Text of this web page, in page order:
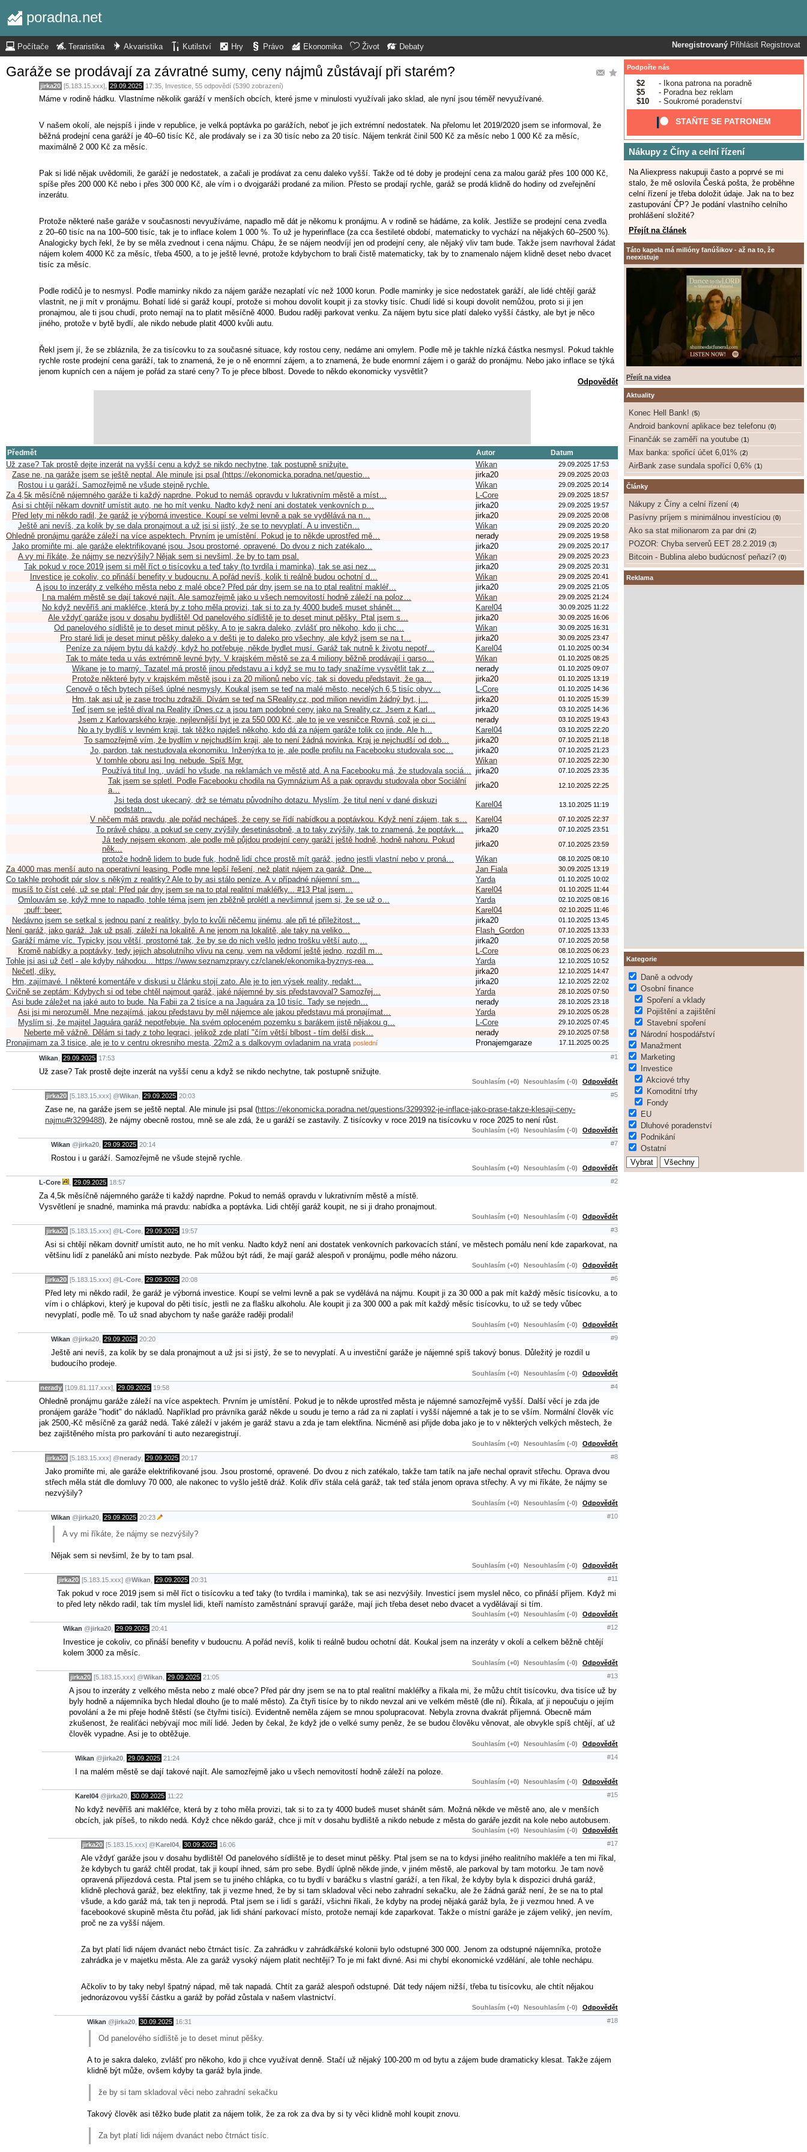
poradna.net
Neregistrovaný Přihlásit Registrovat
Počítače Teraristika Akvaristika Kutilství Hry Právo Ekonomika Život Debaty
Garáže se prodávají za závratné sumy, ceny nájmů zůstávají při starém?
jirka20 [5.183.15.xxx], 29.09.2025 17:35 Investice , 55 odpovědí (5390 zobrazení)
Máme v rodině hádku. Vlastníme několik garáží v menších obcích, které jsme v minulosti využívali jako sklad, ale nyní jsou téměř nevyužívané.
V našem okolí, ale nejspíš i jinde v republice, je velká poptávka po garážích, neboť je jich extrémní nedostatek. Na přelomu let 2019/2020 jsem se informoval, že
běžná prodejní cena garáží je 40–60 tisíc Kč, ale prodávaly se i za 30 tisíc nebo za 20 tisíc. Nájem tenkrát činil 500 Kč za měsíc nebo 1 000 Kč za měsíc,
maximálně 2 000 Kč za měsíc.
Pak si lidé nějak uvědomili, že garáží je nedostatek, a začali je prodávat za cenu daleko vyšší. Takže od té doby je prodejní cena za malou garáž přes 100 000 Kč,
spíše přes 200 000 Kč nebo i přes 300 000 Kč, ale vím i o dvojgaráži prodané za milion. Přesto se prodají rychle, garáž se prodá klidně do hodiny od zveřejnění
inzerátu.
Protože některé naše garáže v současnosti nevyužíváme, napadlo mě dát je někomu k pronájmu. A v rodině se hádáme, za kolik. Jestliže se prodejní cena zvedla
z 20–60 tisíc na na 100–500 tisíc, tak je to inflace kolem 1 000 %. To už je hyperinflace (za cca šestileté období, matematicky to vychází na nějakých 60–2500 %).
Analogicky bych řekl, že by se měla zvednout i cena nájmu. Chápu, že se nájem neodvíjí jen od prodejní ceny, ale nějaký vliv tam bude. Takže jsem navrhoval žádat
nájem kolem 4000 Kč za měsíc, třeba 4500, a to je ještě levné, protože kdybychom to brali čistě matematicky, tak by to znamenalo nájem klidně deset nebo dvacet
tisíc za měsíc.
Podle rodičů je to nesmysl. Podle maminky nikdo za nájem garáže nezaplatí víc než 1000 korun. Podle maminky je sice nedostatek garáží, ale lidé chtějí garáž
vlastnit, ne ji mít v pronájmu. Bohatí lidé si garáž koupí, protože si mohou dovolit koupit ji za stovky tisíc. Chudí lidé si koupi dovolit nemůžou, proto si ji jen
pronajmou, ale ti jsou chudí, proto nemají na to platit měsíčně 4000. Budou raději parkovat venku. Za nájem bytu sice platí daleko vyšší částky, ale byt je něco
jiného, protože v bytě bydlí, ale nikdo nebude platit 4000 kvůli autu.
Řekl jsem jí, že se zbláznila, že za tisícovku to za současné situace, kdy rostou ceny, nedáme ani omylem. Podle mě je takhle nízká částka nesmysl. Pokud takhle
rychle roste prodejní cena garáží, tak to znamená, že je o ně enormní zájem, a to znamená, že bude enormní zájem i o garáž do pronájmu. Nebo jako inflace se týká
jenom kupních cen a nájem je pořád za staré ceny? To je přece blbost. Dovede to někdo ekonomicky vysvětlit?
Odpovědět
Předmět Autor Datum
Už zase? Tak prostě dejte inzerát na vyšší cenu a když se nikdo nechytne, tak postupně snižujte. Wikan 29.09.2025 17:53
Zase ne, na garáže jsem se ještě neptal. Ale minule jsi psal (https://ekonomicka.poradna.net/questio… jirka20 29.09.2025 20:03
Rostou i u garáží. Samozřejmě ne všude stejně rychle. Wikan 29.09.2025 20:14
Za 4,5k měsíčně nájemného garáže ti každý naprdne. Pokud to nemáš opravdu v lukrativním městě a míst… L-Core 29.09.2025 18:57
Asi si chtějí někam dovnitř umístit auto, ne ho mít venku. Nadto když není ani dostatek venkovních p… jirka20 29.09.2025 19:57
Před lety mi někdo radil, že garáž je výborná investice. Koupí se velmi levně a pak se vydělává na n… jirka20 29.09.2025 20:08
Ještě ani nevíš, za kolik by se dala pronajmout a už jsi si jistý, že se to nevyplatí. A u investičn… Wikan 29.09.2025 20:20
Ohledně pronájmu garáže záleží na více aspektech. Prvním je umístění. Pokud je to někde uprostřed mě… nerady 29.09.2025 19:58
Jako promiňte mi, ale garáže elektrifikované jsou. Jsou prostorné, opravené. Do dvou z nich zatékalo… jirka20 29.09.2025 20:17
A vy mi říkáte, že nájmy se nezvýšily? Nějak sem si nevšiml, že by to tam psal. Wikan 29.09.2025 20:23
Tak pokud v roce 2019 jsem si měl říct o tisícovku a teď taky (to tvrdila i maminka), tak se asi nez… jirka20 29.09.2025 20:31
Investice je cokoliv, co přináší benefity v budoucnu. A pořád nevíš, kolik ti reálně budou ochotní d… Wikan 29.09.2025 20:41
A jsou to inzeráty z velkého města nebo z malé obce? Před pár dny jsem se na to ptal realitní makléř… jirka20 29.09.2025 21:05
I na malém městě se dají takové najít. Ale samozřejmě jako u všech nemovitostí hodně záleží na poloz… Wikan 29.09.2025 21:24
No když nevěříš ani makléřce, která by z toho měla provizi, tak si to za ty 4000 budeš muset shánět… Karel04 30.09.2025 11:22
Ale vždyť garáže jsou v dosahu bydliště! Od panelového sídliště je to deset minut pěšky. Ptal jsem s… jirka20 30.09.2025 16:06
Od panelového sídliště je to deset minut pěšky. A to je sakra daleko, zvlášť pro někoho, kdo ji chc… Wikan 30.09.2025 16:31
Pro staré lidi je deset minut pěšky daleko a v dešti je to daleko pro všechny, ale když jsem se na t… jirka20 30.09.2025 23:47
Peníze za nájem bytu dá každý, když ho potřebuje, někde bydlet musí. Garáž tak nutně k životu nepotř… Karel04 01.10.2025 00:34
Tak to máte teda u vás extrémně levné byty. V krajském městě se za 4 miliony běžně prodávají i garso… Wikan 01.10.2025 08:25
Wikane je to marný. Tazatel má prostě jinou představu a i když se mu to tady snažíme vysvětlit tak z… nerady 01.10.2025 09:07
Protože některé byty v krajském městě jsou i za 20 milionů nebo víc, tak si dovedu představit, že ga… jirka20 01.10.2025 13:19
Cenově o těch bytech píšeš úplné nesmysly. Koukal jsem se teď na malé město, necelých 6,5 tisíc obyv… L-Core 01.10.2025 14:36
Hm, tak asi už je zase trochu zdražili. Dívám se teď na SReality.cz, pod milion nevidím žádný byt, j… jirka20 01.10.2025 15:39
Teď jsem se ještě díval na Reality iDnes.cz a jsou tam podobné ceny jako na Sreality.cz. Jsem z Karl… jirka20 03.10.2025 14:36
Jsem z Karlovarského kraje, nejlevnější byt je za 550 000 Kč, ale to je ve vesničce Rovná, což je ci… nerady 03.10.2025 19:43
No a ty bydlíš v levném kraji, tak těžko najdeš někoho, kdo dá za nájem garáže tolik co jinde. Ale h… Karel04 03.10.2025 22:20
To samozřejmě vím, že bydlím v nejchudším kraji, ale to není žádná novinka. Kraj je nejchudší od dob… jirka20 07.10.2025 21:18
Jo, pardon, tak nestudovala ekonomiku. Inženýrka to je, ale podle profilu na Facebooku studovala soc… jirka20 07.10.2025 21:23
V tomhle oboru asi Ing. nebude. Spíš Mgr. Wikan 07.10.2025 22:30
Používá titul Ing., uvádí ho všude, na reklamách ve městě atd. A na Facebooku má, že studovala sociá… jirka20 07.10.2025 23:35
Tak jsem se spletl. Podle Facebooku chodila na Gymnázium Aš a pak opravdu studovala obor Sociální
a…
jirka20 12.10.2025 22:25
Jsi teda dost ukecaný, drž se tématu původního dotazu. Myslím, že titul není v dané diskuzi
podstatn…
Karel04 13.10.2025 11:19
V něčem máš pravdu, ale pořád nechápeš, že ceny se řídí nabídkou a poptávkou. Když není zájem, tak s… Karel04 07.10.2025 22:37
To právě chápu, a pokud se ceny zvýšily desetinásobně, a to taky zvýšily, tak to znamená, že poptávk… jirka20 07.10.2025 23:51
Já tedy nejsem ekonom, ale podle mě půjdou prodejní ceny garáží ještě hodně, hodně nahoru. Pokud
něk…
jirka20 07.10.2025 23:59
protože hodně lidem to bude fuk, hodně lidí chce prostě mít garáž, jedno jestli vlastní nebo v proná… Wikan 08.10.2025 08:10
Za 4000 mas menší auto na operativní leasing. Podle mne lepší řešení, než platit nájem za garáž. Dne… Jan Fiala 30.09.2025 13:19
Co takhle prohodit pár slov s někým z realitky? Ale to by asi stálo peníze. A v případné nájemní sm… Yarda 01.10.2025 10:02
musíš to číst celé, už se ptal: Před pár dny jsem se na to ptal realitní makléřky... #13 Ptal jsem… Karel04 01.10.2025 11:44
Omlouvám se, když mne to napadlo, tohle téma jsem jen zběžně prolétl a nevšimnul jsem si, že se už o… Yarda 02.10.2025 08:16
:puff::beer: Karel04 02.10.2025 11:46
Nedávno jsem se setkal s jednou paní z realitky, bylo to kvůli něčemu jinému, ale při té příležitost… jirka20 01.10.2025 13:45
Není garáž, jako garáž. Jak už psali, záleží na lokalitě. A ne jenom na lokalitě, ale taky na veliko… Flash_Gordon 07.10.2025 13:33
Garáží máme víc. Typicky jsou větší, prostorné tak, že by se do nich vešlo jedno trošku větší auto,… jirka20 07.10.2025 20:58
Kromě nabídky a poptávky, tedy jejich absolutního vlivu na cenu, vem na vědomí ještě jedno, rozdíl m… L-Core 08.10.2025 06:23
Tohle jsi asi už četl - ale kdyby náhodou... https://www.seznamzpravy.cz/clanek/ekonomika-byznys-rea… Yarda 12.10.2025 10:52
Nečetl, díky. jirka20 12.10.2025 14:47
Hm, zajímavé. I některé komentáře v diskusi u článku stojí zato. Ale je to jen výsek reality, redakt… jirka20 12.10.2025 22:02
Cvičně se zeptám: Kdybych si od tebe chtěl najmout garáž, jaké nájemné by sis představoval? Samozřej… Yarda 28.10.2025 07:50
Asi bude záležet na jaké auto to bude. Na Fabii za 2 tisíce a na Jaguára za 10 tisíc. Tady se nejedn… nerady 28.10.2025 23:18
Asi jsi mi nerozuměl. Mne nezajímá, jakou představu by měl nájemce ale jakou představu má pronajímat… Yarda 29.10.2025 05:28
Myslím si, že majitel Jaguára garáž nepotřebuje. Na svém oploceném pozemku s barákem jistě nějakou g… L-Core 29.10.2025 07:45
Neberte mě vážně. Dělám si tady z toho legraci, jelikož zde platí "čím větší blbost - tím delší disk… nerady 29.10.2025 07:58
Pronajimam za 3 tisice, ale je to v centru okresniho mesta, 22m2 a s dalkovym ovladanim na vrata poslední Pronajemgaraze 17.11.2025 00:25
Wikan 29.09.2025 17:53 #1
Už zase? Tak prostě dejte inzerát na vyšší cenu a když se nikdo nechytne, tak postupně snižujte.
Souhlasím (+0) Nesouhlasím (-0) Odpovědět
jirka20 [5.183.15.xxx] @Wikan 29.09.2025 20:03 #5
Zase ne, na garáže jsem se ještě neptal. Ale minule jsi psal (https://ekonomicka.poradna.net/questions/3299392-je-inflace-jako-prase-takze-klesaji-ceny-
najmu#r3299488), že nájmy obecně rostou, mně se ale zdá, že u garáží se zastavily. Z tisícovky v roce 2019 na tisícovku v roce 2025 to není růst.
Souhlasím (+0) Nesouhlasím (-0) Odpovědět
Wikan @jirka20 29.09.2025 20:14 #7
Rostou i u garáží. Samozřejmě ne všude stejně rychle.
Souhlasím (+0) Nesouhlasím (-0) Odpovědět
L-Core 29.09.2025 18:57 #2
Za 4,5k měsíčně nájemného garáže ti každý naprdne. Pokud to nemáš opravdu v lukrativním městě a místě.
Vysvětlení je snadné, maminka má pravdu: nabídka a poptávka. Lidi chtějí garáž koupit, ne si ji draho pronajmout.
Souhlasím (+0) Nesouhlasím (-0) Odpovědět
jirka20 [5.183.15.xxx] @L-Core 29.09.2025 19:57 #3
Asi si chtějí někam dovnitř umístit auto, ne ho mít venku. Nadto když není ani dostatek venkovních parkovacích stání, ve městech pomálu není kde zaparkovat, na
většinu lidí z paneláků ani místo nezbyde. Pak můžou být rádi, že mají garáž alespoň v pronájmu, podle mého názoru.
Souhlasím (+0) Nesouhlasím (-0) Odpovědět
jirka20 [5.183.15.xxx] @L-Core 29.09.2025 20:08 #6
Před lety mi někdo radil, že garáž je výborná investice. Koupí se velmi levně a pak se vydělává na nájmu. Koupit ji za 30 000 a pak mít každý měsíc tisícovku, a to
vím i o chlápkovi, který je kupoval do pěti tisíc, jestli ne za flašku alkoholu. Ale koupit ji za 300 000 a pak mít každý měsíc tisícovku, to už se tedy vůbec
nevyplatí, podle mě. To už snad abychom ty naše garáže raději prodali!
Souhlasím (+0) Nesouhlasím (-0) Odpovědět
Wikan @jirka20 29.09.2025 20:20 #9
Ještě ani nevíš, za kolik by se dala pronajmout a už jsi si jistý, že se to nevyplatí. A u investiční garáže je nájemné spíš takový bonus. Důležitý je rozdíl u
budoucího prodeje.
Souhlasím (+0) Nesouhlasím (-0) Odpovědět
nerady [109.81.117.xxx], 29.09.2025 19:58 #4
Ohledně pronájmu garáže záleží na více aspektech. Prvním je umístění. Pokud je to někde uprostřed města je nájemné samozřejmě vyšší. Další věcí je zda jde
pronájem garáže "hodit" do nákladů. Například pro právníka garáž někde u soudu je terno a rád za ni zaplatí i vyšší nájemné a tak je to se vším. Normální člověk víc
jak 2500,-Kč měsíčně za garáž nedá. Také záleží v jakém je garáž stavu a zda je tam elektřina. Nicméně asi přijde doba jako je to v některých velkých městech, že
bez zajištěného místa pro parkování ti auto nezaregistrují.
Souhlasím (+0) Nesouhlasím (-0) Odpovědět
jirka20 [5.183.15.xxx] @nerady 29.09.2025 20:17 #8
Jako promiňte mi, ale garáže elektrifikované jsou. Jsou prostorné, opravené. Do dvou z nich zatékalo, takže tam tatík na jaře nechal opravit střechu. Oprava dvou
střech měla stát dle domluvy 70 000, ale nakonec to vyšlo ještě dráž. Kolik dřív stála celá garáž, tak teď stála jenom oprava střechy. A vy mi říkáte, že nájmy se
nezvýšily?
Souhlasím (+0) Nesouhlasím (-0) Odpovědět
Wikan @jirka20 29.09.2025 20:23 #10
A vy mi říkáte, že nájmy se nezvýšily?
Nějak sem si nevšiml, že by to tam psal.
Souhlasím (+0) Nesouhlasím (-0) Odpovědět
jirka20 [5.183.15.xxx] @Wikan 29.09.2025 20:31 #11
Tak pokud v roce 2019 jsem si měl říct o tisícovku a teď taky (to tvrdila i maminka), tak se asi nezvýšily. Investicí jsem myslel něco, co přináší příjem. Když mi
to před lety někdo radil, tak tím myslel lidi, kteří namísto zaměstnání spravují garáže, mají jich třeba deset nebo dvacet a vydělávají si tím.
Souhlasím (+0) Nesouhlasím (-0) Odpovědět
Wikan @jirka20 29.09.2025 20:41 #12
Investice je cokoliv, co přináší benefity v budoucnu. A pořád nevíš, kolik ti reálně budou ochotní dát. Koukal jsem na inzeráty v okolí a celkem běžně chtějí
kolem 3000 za měsíc.
Souhlasím (+0) Nesouhlasím (-0) Odpovědět
jirka20 [5.183.15.xxx] @Wikan 29.09.2025 21:05 #13
A jsou to inzeráty z velkého města nebo z malé obce? Před pár dny jsem se na to ptal realitní makléřky a říkala mi, že můžu chtít tisícovku, dva tisíce už by
byly hodně a nájemníka bych hledal dlouho (je to malé město). Za čtyři tisíce by to nikdo nevzal ani ve velkém městě (dle ní). Říkala, ať ji nepoučuju o jejím
povolání a že mi přeje hodně štěstí (se čtyřmi tisíci). Evidentně neměla zájem se mnou spolupracovat. Nebyla zrovna dvakrát příjemná. Obecně mám
zkušenost, že realiťáci nebývají moc milí lidé. Jeden by čekal, že když jde o velké sumy peněz, že se budou člověku věnovat, ale obvykle spíš chtějí, ať už
člověk vypadne. Asi je to obtěžuje.
Souhlasím (+0) Nesouhlasím (-0) Odpovědět
Wikan @jirka20 29.09.2025 21:24 #14
I na malém městě se dají takové najít. Ale samozřejmě jako u všech nemovitostí hodně záleží na poloze.
Souhlasím (+0) Nesouhlasím (-0) Odpovědět
Karel04 @jirka20 30.09.2025 11:22 #15
No když nevěříš ani makléřce, která by z toho měla provizi, tak si to za ty 4000 budeš muset shánět sám. Možná někde ve městě ano, ale v menších
obcích, jak píšeš, to nikdo nedá. Když chce někdo garáž, chce ji mít v dosahu bydliště a nikdo nebude z města do garáře jezdit na kole nebo autobusem.
Souhlasím (+0) Nesouhlasím (-0) Odpovědět
jirka20 [5.183.15.xxx] @Karel04 30.09.2025 16:06 #17
Ale vždyť garáže jsou v dosahu bydliště! Od panelového sídliště je to deset minut pěšky. Ptal jsem se na to kdysi jiného realitního makléře a ten mi říkal,
že kdybych tu garáž chtěl prodat, tak ji koupí ihned, sám pro sebe. Bydlí úplně někde jinde, v jiném městě, ale parkoval by tam motorku. Je tam nově
opravená příjezdová cesta. Ptal jsem se tu jiného chlápka, co tu bydlí v baráčku s vlastní garáží, a ten říkal, že kdyby byla k dispozici druhá garáž,
klidně plechová garáž, bez elektřiny, tak ji vezme hned, že by si tam skladoval věci nebo zahradní sekačku, ale že žádná garáž není, že se na to ptal
všude, a kdo garáž má, tak ten ji neprodá. Ptal jsem se i lidí s garáží, všichni říkali, že kdyby na prodej nějaká garáž byla, že ji vezmou hned. A ve
facebookové skupině města čtu pořád, jak lidi shání parkovací místo, protože nemají kde zaparkovat. Takže o místní garáže je zájem veliký, jen nevím,
proč ne za vyšší nájem.
Za byt platí lidi nájem dvanáct nebo čtrnáct tisíc. Za zahrádku v zahrádkářské kolonii bylo odstupné 300 000. Jenom za odstupné nájemníka, protože
zahrádka je v majetku města. Ale za garáž vysoký nájem platit nechtějí? To je mi fakt divné. Asi mi chybí ekonomické vzdělání, ale tohle nechápu.
Ačkoliv to by taky nebyl špatný nápad, mě tak napadá. Chtít za garáž alespoň odstupné. Dát tedy nájem nižší, třeba tu tisícovku, ale chtít nějakou
jednorázovou vyšší částku a garáž by pořád zůstala v našem vlastnictví.
Souhlasím (+0) Nesouhlasím (-0) Odpovědět
Wikan @jirka20 30.09.2025 16:31 #18
Od panelového sídliště je to deset minut pěšky.
A to je sakra daleko, zvlášť pro někoho, kdo ji chce využívat denně. Stačí už nějaký 100-200 m od bytu a zájem bude dramaticky klesat. Takže zájem
klidně být může, ovšem kdyby ta garáž byla jinde.
že by si tam skladoval věci nebo zahradní sekačku
Takový člověk asi těžko bude platit za nájem tolik, že za rok za dva by si ty věci klidně mohl koupit znovu.
Za byt platí lidi nájem dvanáct nebo čtrnáct tisíc.
Podpořte nás
$2
- Ikona patrona na poradně
$5
- Poradna bez reklam
$10
- Soukromé poradenství
STAŇTE SE PATRONEM
Nákupy z Číny a celní řízení
Na Aliexpress nakupuji často a poprvé se mi
stalo, že mě oslovila Česká pošta, že proběhne
celní řízení je třeba doložit údaje. Jak na to bez
zastupování ČP? Je podání vlastního celního
prohlášení složité?
Přejít na článek
Táto kapela má milióny fanúšikov - až na to, že
neexistuje
Přejít na videa
Aktuality
Konec Hell Bank! (5)
Android bankovní aplikace bez telefonu (0)
Finančák se zaměří na youtube (1)
Max banka: spořicí účet 6,01% (2)
AirBank zase sundala spořící 0,6% (1)
Články
Nákupy z Číny a celní řízení (4)
Pasívny príjem s minimálnou investíciou (0)
Ako sa stat milionarom za par dni (2)
POZOR: Chyba serverů EET 28.2.2019 (3)
Bitcoin - Bublina alebo budúcnosť peňazí? (0)
Reklama
Kategorie
Daně a odvody
Osobní finance
Spoření a vklady
Pojištění a zajištění
Stavební spoření
Národní hospodářství
Manažment
Marketing
Investice
Akciové trhy
Komoditní trhy
Fondy
EU
Dluhové poradenství
Podnikání
Ostatní